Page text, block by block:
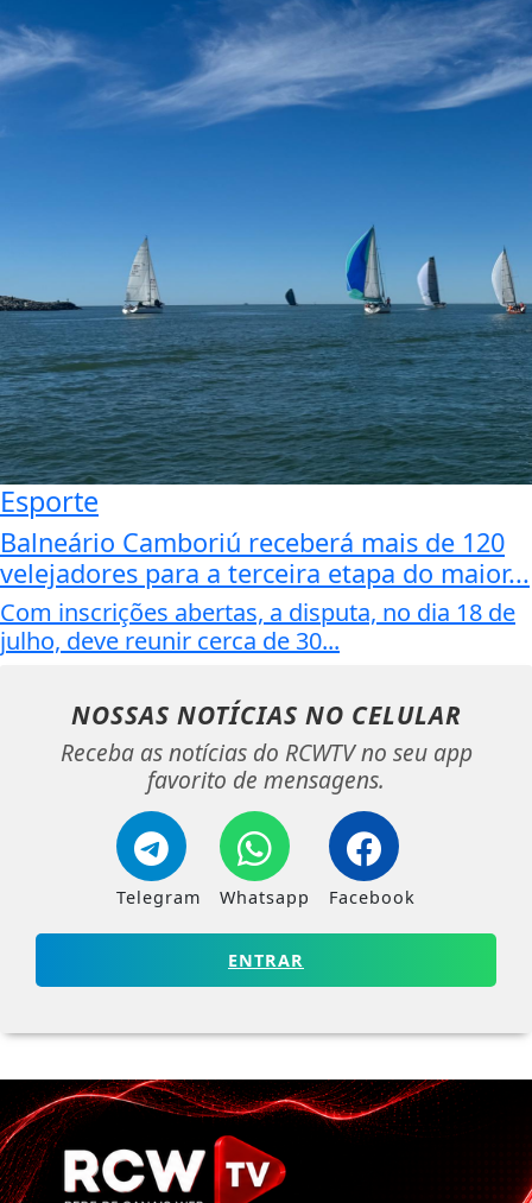
Esporte
Balneário Camboriú receberá mais de 120
velejadores para a terceira etapa do maior...
Com inscrições abertas, a disputa, no dia 18 de
julho, deve reunir cerca de 30...
NOSSAS NOTÍCIAS NO CELULAR
Receba as notícias do RCWTV no seu app
favorito de mensagens.
Telegram Whatsapp Facebook
ENTRAR